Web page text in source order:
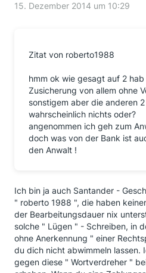
15. Dezember 2014 um 10:29
Zitat von roberto1988
hmm ok wie gesagt auf 2
Zusicherung von allem ohne
sonstigem aber die anderen
wahrscheinlich nichts oder?
angenommen ich geh zum
doch was von der Bank ist
den Anwalt !
Ich bin ja auch Santander -
" roberto 1988 ", die haben
der Bearbeitungsdauer nix
solche " Lügen " - Schreiben, in
ohne Anerkennung " einer
du dich nicht abwimmeln lassen.
gegen diese " Wortverdreher "